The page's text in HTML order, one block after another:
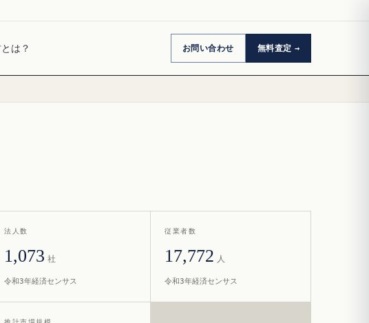
は？ お問い合わせ 無料査定
法人数
1,073 社
令和3年経済センサス
従業者数
17,772 人
令和3年経済センサス